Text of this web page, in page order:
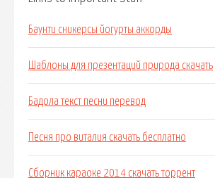
Баунти сникерсы йогурты аккорды
Шаблоны для презентаций природа скачать
Бадола текст песни перевод
Песня про виталия скачать бесплатно
Сборник караоке 2014 скачать торрент